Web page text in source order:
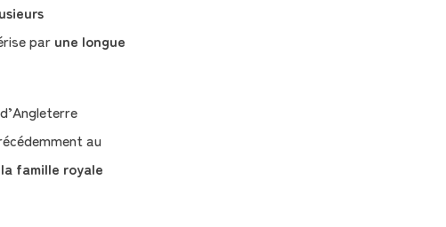
par une longue
au
famille royale